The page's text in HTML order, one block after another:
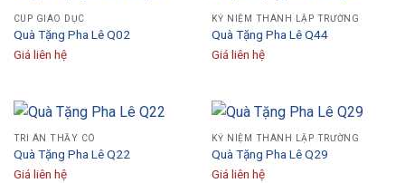
CÚP GIÁO DỤC
Quà Tặng Pha Lê Q02
Giá liên hệ
KỶ NIỆM THÀNH LẬP TRƯỜNG
Quà Tặng Pha Lê Q44
Giá liên hệ
TRI ÂN THẦY CÔ
Quà Tặng Pha Lê Q22
Giá liên hệ
KỶ NIỆM THÀNH LẬP TRƯỜNG
Quà Tặng Pha Lê Q29
Giá liên hệ